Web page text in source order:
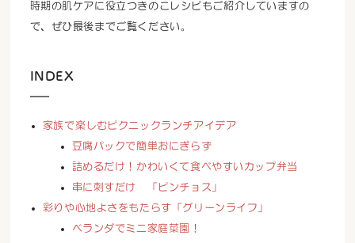
時期の肌ケアに役立つきのこレシピもご紹介していますの
で、ぜひ最後までご覧ください。
INDEX
家族で楽しむピクニックランチアイデア
豆腐パックで簡単おにぎらず
詰めるだけ！かわいくて食べやすいカップ弁当
串に刺すだけ 「ピンチョス」
彩りや心地よさをもたらす「グリーンライフ」
ベランダでミニ家庭菜園！